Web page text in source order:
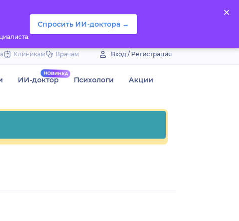
Спросить ИИ-доктора →
Клиникам Врачам Вход / Регистрация
ИИ-доктор Психологи Акции